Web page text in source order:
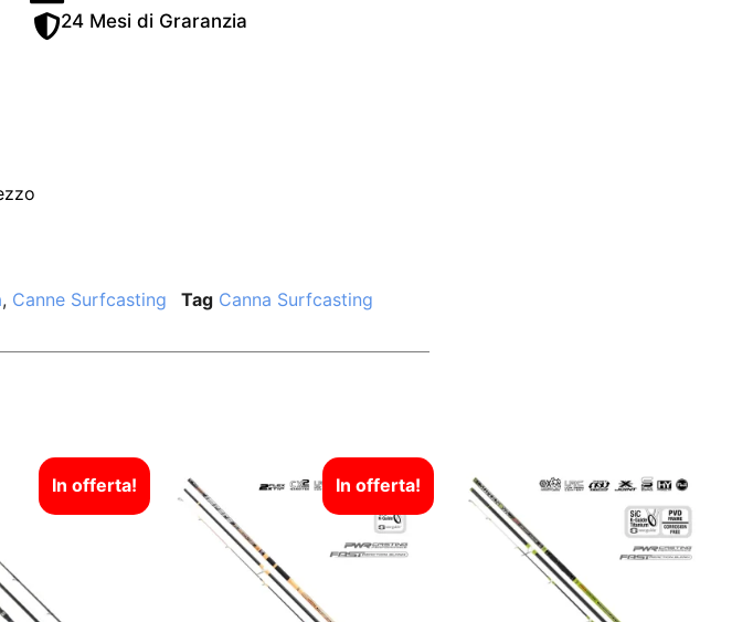
24 Mesi di Graranzia
, Canne Surfcasting Tag Canna Surfcasting
In offerta! In offerta!